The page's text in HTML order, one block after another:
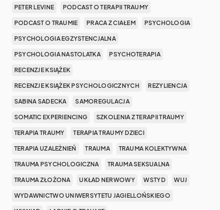
PETER LEVINE PODCAST O TERAPII TRAUMY
PODCAST O TRAUMIE PRACA Z CIAŁEM PSYCHOLOGIA
PSYCHOLOGIA EGZYSTENCJALNA
PSYCHOLOGIA NASTOLATKA PSYCHOTERAPIA
RECENZJE KSIĄŻEK
RECENZJE KSIĄŻEK PSYCHOLOGICZNYCH REZYLIENCJA
SABINA SADECKA SAMOREGULACJA
SOMATIC EXPERIENCING SZKOLENIA Z TERAPII TRAUMY
TERAPIA TRAUMY TERAPIA TRAUMY DZIECI
TERAPIA UZALEŻNIEŃ TRAUMA TRAUMA KOLEKTYWNA
TRAUMA PSYCHOLOGICZNA TRAUMA SEKSUALNA
TRAUMA ZŁOŻONA UKŁAD NERWOWY WSTYD WUJ
WYDAWNICTWO UNIWERSYTETU JAGIELLOŃSKIEGO